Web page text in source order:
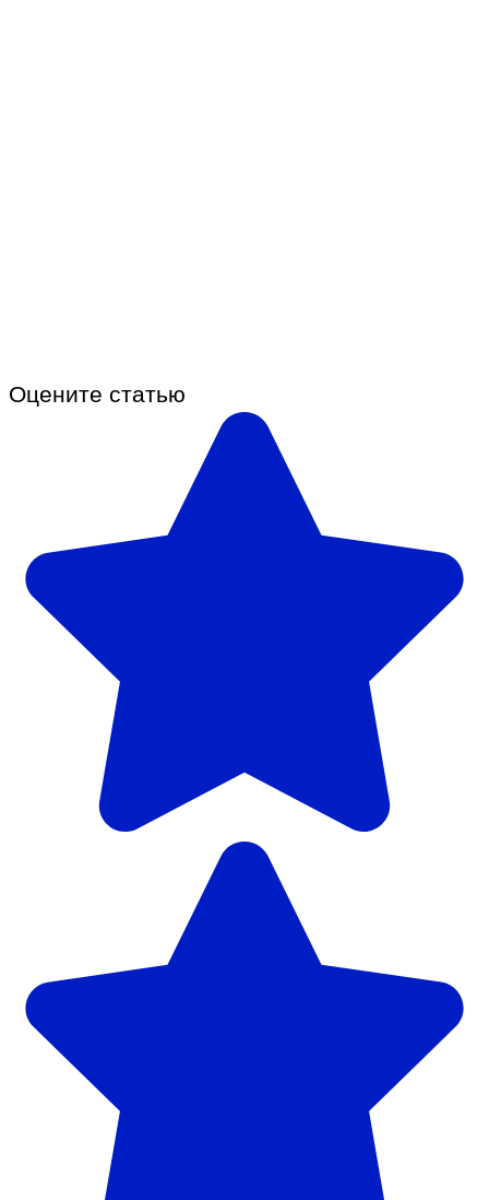
Оцените статью